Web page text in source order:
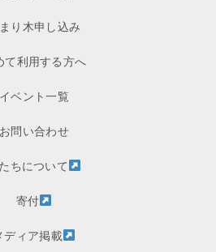
り木申し込み
て利用する方へ
イベント一覧
お問い合わせ
ちについて
寄付
ディア掲載